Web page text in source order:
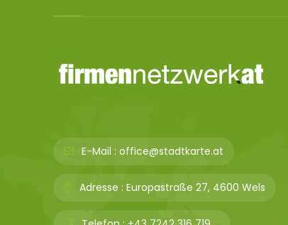
E-Mail : office@stadtkarte.at
Adresse : Europastraße 27, 4600 Wels